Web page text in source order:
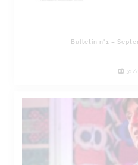
Bulletin n°1 –
31/